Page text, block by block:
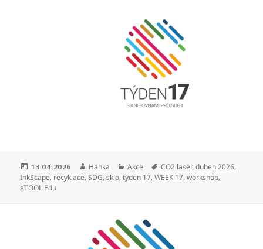
Publikováno:
13.04.2026 Autor:
Hanka Rubriky:
Akce Štítky:
CO2 laser,duben 2026,
InkScape, recyklace,SDG,sklo,týden 17,WEEK 17,workshop,
XTOOL Edu